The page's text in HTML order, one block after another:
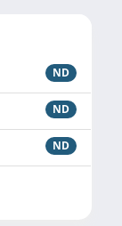
ND
ND
ND